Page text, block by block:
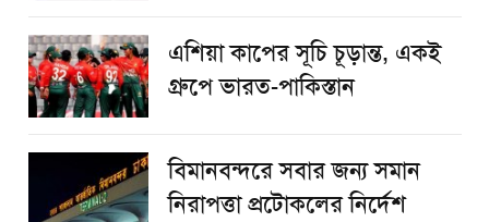
এশিয়া কাপের সূচি চূড়ান্ত, একই
গ্রুপে ভারত-পাকিস্তান
বিমানবন্দরে সবার জন্য সমান
নিরাপত্তা প্রটোকলের নির্দেশ